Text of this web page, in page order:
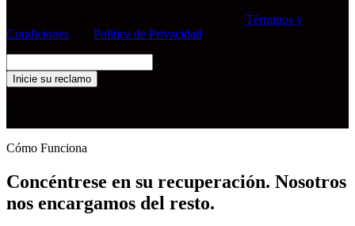
Términos y
Condiciones
Política de Privacidad
Inicie su reclamo
Cómo Funciona
Concéntrese en su recuperación. Nosotros
nos encargamos del resto.